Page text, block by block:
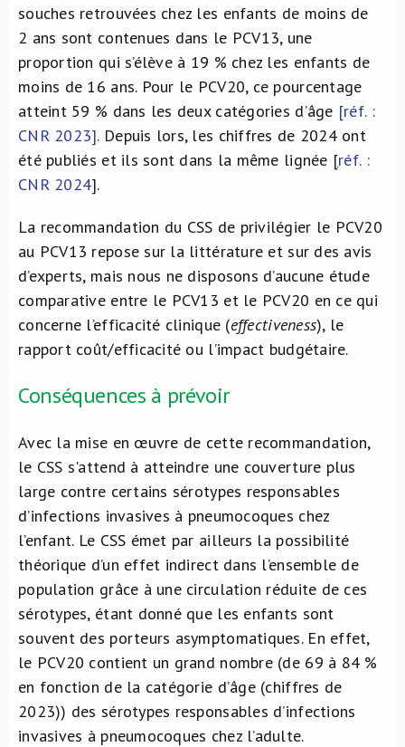
souches retrouvées chez les enfants de moins de
2 ans sont contenues dans le PCV13, une
proportion qui s’élève à 19 % chez les enfants de
moins de 16 ans. Pour le PCV20, ce pourcentage
atteint 59 % dans les deux catégories d’âge [réf. :
CNR 2023]. Depuis lors, les chiffres de 2024 ont
été publiés et ils sont dans la même lignée [réf. :
CNR 2024].
La recommandation du CSS de privilégier le PCV20
au PCV13 repose sur la littérature et sur des avis
d’experts, mais nous ne disposons d’aucune étude
comparative entre le PCV13 et le PCV20 en ce qui
concerne l’efficacité clinique (effectiveness), le
rapport coût/efficacité ou l’impact budgétaire.
Conséquences à prévoir
Avec la mise en œuvre de cette recommandation,
le CSS s'attend à atteindre une couverture plus
large contre certains sérotypes responsables
d’infections invasives à pneumocoques chez
l’enfant. Le CSS émet par ailleurs la possibilité
théorique d’un effet indirect dans l’ensemble de
population grâce à une circulation réduite de ces
sérotypes, étant donné que les enfants sont
souvent des porteurs asymptomatiques. En effet,
le PCV20 contient un grand nombre (de 69 à 84 %
en fonction de la catégorie d’âge (chiffres de
2023)) des sérotypes responsables d’infections
invasives à pneumocoques chez l’adulte.